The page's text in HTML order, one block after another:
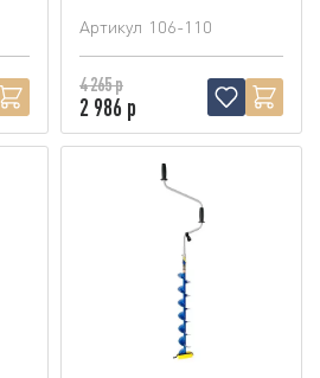
Артикул 106-110
4 265 р
2 986 р